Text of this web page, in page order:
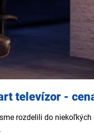
televízor -
rozdelili do